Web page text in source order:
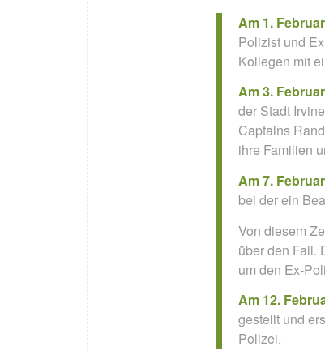
Am 1.
Polizist und
Kollegen mit
Am 3.
der Stadt
Captains
ihre Familien
Am 7.
bei der ein
Von diesem
über den Fall.
um den Ex-
Am 12.
gestellt und
Polizei.